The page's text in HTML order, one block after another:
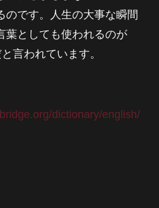
のです。人生の大事な瞬間
葉としても使われるのが
言われています。
dictionary/english/